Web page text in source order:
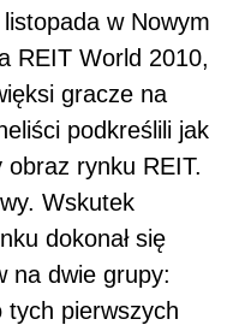
w Nowym
REIT World 2010,
gracze na
podkreślili jak
rynku REIT.
Wskutek
dokonał się
na dwie grupy:
tych pierwszych